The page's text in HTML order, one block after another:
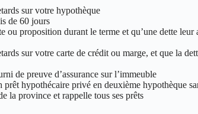
sur votre hypothèque
de 60 jours
ou proposition durant le terme et qu’une dette
sur votre carte de crédit ou marge, et que la
de preuve d’assurance sur l’immeuble
prêt hypothécaire privé en deuxième hypothèque
la province et rappelle tous ses prêts